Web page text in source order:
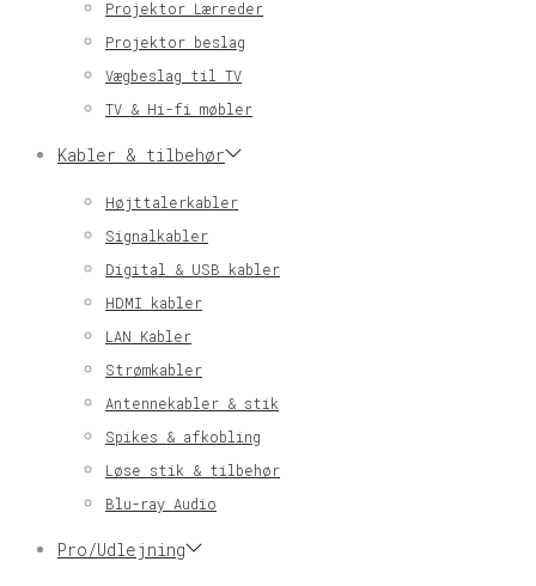
Projektor Lærreder
Projektor beslag
Vægbeslag til TV
TV & Hi-fi møbler
Kabler & tilbehør
Højttalerkabler
Signalkabler
Digital & USB kabler
HDMI kabler
LAN Kabler
Strømkabler
Antennekabler & stik
Spikes & afkobling
Løse stik & tilbehør
Blu-ray Audio
Pro/Udlejning